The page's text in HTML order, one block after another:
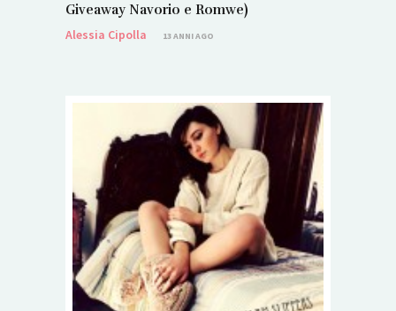
Giveaway Navorio e Romwe)
Alessia Cipolla
13 ANNI AGO